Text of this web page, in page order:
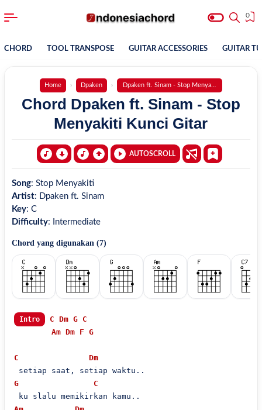
0
CHORD TOOL TRANSPOSE GUITAR ACCESSORIES GUITAR
Home Dpaken Dpaken ft. Sinam - Stop Menyakiti
Chord Dpaken ft. Sinam - Stop
Menyakiti Kunci Gitar
AUTOSCROLL
Song: Stop Menyakiti
Artist: Dpaken ft. Sinam
Key: C
Difficulty: Intermediate
Chord yang digunakan (7)
Intro C Dm G
C
Am Dm F G
C
Dm
G
C